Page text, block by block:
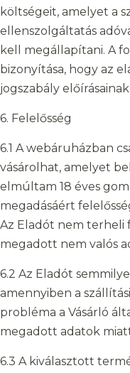
költségeit, amelyet a
ellenszolgáltatás
kell megállapítani. A
bizonyítása, hogy az
jogszabály
6. Felelősség
6.1 A webáruházban
vásárolhat, amelyet
elmúltam 18 éves
megadásáért
Az Eladót nem terheli
megadott nem valós
6.2 Az Eladót
amennyiben a
probléma a Vásárló
megadott adatok
6.3 A kiválasztott